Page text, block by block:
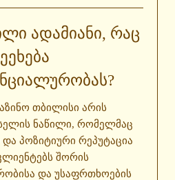
ᲐᲓᲐᲛᲘᲐᲜᲘ, ᲠᲐᲪ
თბილისი არის
ნაწილი, რომელმაც
პოზიტიური რეპუტაცია
შორის
და უსაფრთხოების